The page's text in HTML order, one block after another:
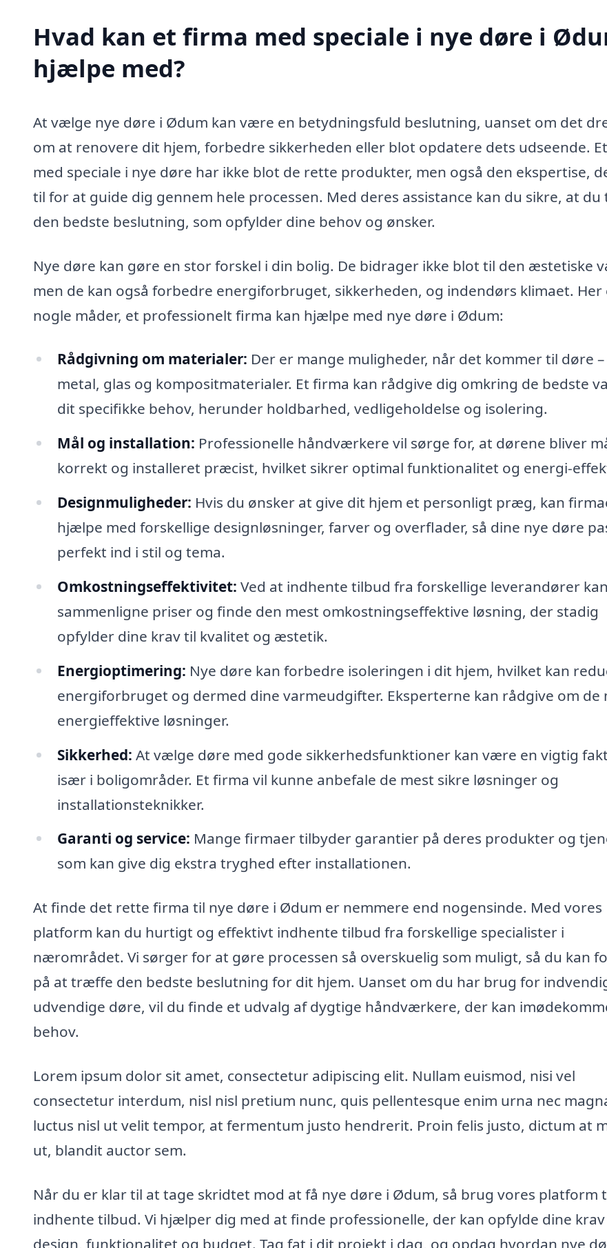
Hvad kan et firma med speciale i nye døre i
hjælpe med?
At vælge nye døre i Ødum kan være en betydningsfuld beslutning, uanset om det
om at renovere dit hjem, forbedre sikkerheden eller blot opdatere dets udseende.
med speciale i nye døre har ikke blot de rette produkter, men også den ekspertise,
til for at guide dig gennem hele processen. Med deres assistance kan du sikre, at
den bedste beslutning, som opfylder dine behov og ønsker.
Nye døre kan gøre en stor forskel i din bolig. De bidrager ikke blot til den æstetiske
men de kan også forbedre energiforbruget, sikkerheden, og indendørs klimaet. Her
nogle måder, et professionelt firma kan hjælpe med nye døre i Ødum:
Rådgivning om materialer: Der er mange muligheder, når det kommer til døre
metal, glas og kompositmaterialer. Et firma kan rådgive dig omkring de bedste
dit specifikke behov, herunder holdbarhed, vedligeholdelse og isolering.
Mål og installation: Professionelle håndværkere vil sørge for, at dørene bliver
korrekt og installeret præcist, hvilket sikrer optimal funktionalitet og energi-
Designmuligheder: Hvis du ønsker at give dit hjem et personligt præg, kan
hjælpe med forskellige designløsninger, farver og overflader, så dine nye døre
perfekt ind i stil og tema.
Omkostningseffektivitet: Ved at indhente tilbud fra forskellige leverandører
sammenligne priser og finde den mest omkostningseffektive løsning, der stadig
opfylder dine krav til kvalitet og æstetik.
Energioptimering: Nye døre kan forbedre isoleringen i dit hjem, hvilket kan
energiforbruget og dermed dine varmeudgifter. Eksperterne kan rådgive om de
energieffektive løsninger.
Sikkerhed: At vælge døre med gode sikkerhedsfunktioner kan være en vigtig
især i boligområder. Et firma vil kunne anbefale de mest sikre løsninger og
installationsteknikker.
Garanti og service: Mange firmaer tilbyder garantier på deres produkter og
som kan give dig ekstra tryghed efter installationen.
At finde det rette firma til nye døre i Ødum er nemmere end nogensinde. Med vores
platform kan du hurtigt og effektivt indhente tilbud fra forskellige specialister i
nærområdet. Vi sørger for at gøre processen så overskuelig som muligt, så du kan
på at træffe den bedste beslutning for dit hjem. Uanset om du har brug for
udvendige døre, vil du finde et udvalg af dygtige håndværkere, der kan
behov.
Lorem ipsum dolor sit amet, consectetur adipiscing elit. Nullam euismod, nisi vel
consectetur interdum, nisl nisl pretium nunc, quis pellentesque enim urna nec
luctus nisl ut velit tempor, at fermentum justo hendrerit. Proin felis justo, dictum at
ut, blandit auctor sem.
Når du er klar til at tage skridtet mod at få nye døre i Ødum, så brug vores platform
indhente tilbud. Vi hjælper dig med at finde professionelle, der kan opfylde dine
design, funktionalitet og budget. Tag fat i dit projekt i dag, og opdag hvordan nye